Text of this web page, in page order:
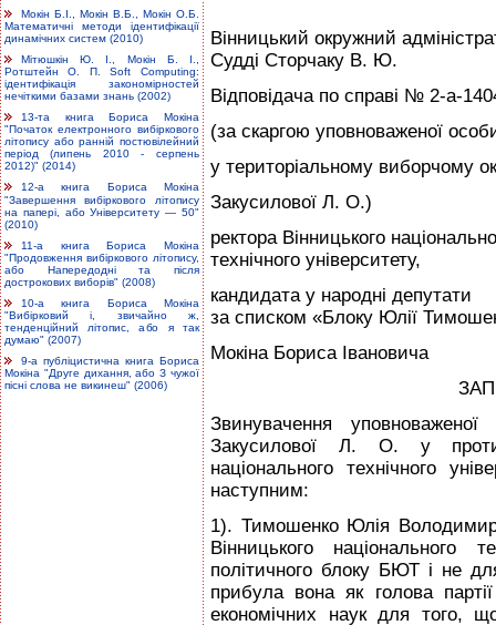
Мокін Б.І., Мокін В.Б., Мокін О.Б.
Математичні методи ідентифікації
динамічних систем (2010)
Мітюшкін Ю. І., Мокін Б. І.,
Ротштейн О. П. Soft Computing:
ідентифікація закономірностей
нечіткими базами знань (2002)
13-та книга Бориса Мокіна
"Початок електронного вибіркового
літопису або ранній постювілейний
період (липень 2010 - серпень
2012)" (2014)
12-а книга Бориса Мокіна
"Завершення вибіркового літопису
на папері, або Університету — 50"
(2010)
11-а книга Бориса Мокіна
"Продовження вибіркового літопису,
або Напередодні та після
дострокових виборів" (2008)
10-а книга Бориса Мокіна
"Вибірковий і, звичайно ж,
тенденційний літопис, або я так
думаю" (2007)
9-а публіцистична книга Бориса
Мокіна "Друге дихання, або З чужої
пісні слова не викинеш" (2006)
Вінницький окружний
Судді Сторчаку В. Ю.
Відповідача по справі № 2-а-
(за скаргою уповноваженої
у територіальному виборчому
Закусилової Л. О.)
ректора Вінницького
технічного університету,
кандидата у народні депутати
за списком «Блоку Юлії
Мокіна Бориса Івановича
Звинувачення
Закусилової Л. О. у
національного технічного
наступним:
1). Тимошенко Юлія
Вінницького національного
політичного блоку БЮТ і не
прибула вона як голова
економічних наук для того,